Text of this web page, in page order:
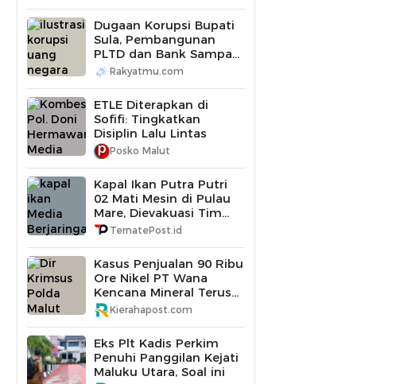
Dugaan Korupsi Bupati
Sula, Pembangunan
PLTD dan Bank Sampah
Diperiksa
Rakyatmu.com
ETLE Diterapkan di
Sofifi: Tingkatkan
Disiplin Lalu Lintas
Posko Malut
Kapal Ikan Putra Putri
02 Mati Mesin di Pulau
Mare, Dievakuasi Tim
SAR Gabungan
TernatePost.id
Kasus Penjualan 90 Ribu
Ore Nikel PT Wana
Kencana Mineral Terus
Didalami Polda Maluku
Utara
Kierahapost.com
Eks Plt Kadis Perkim
Penuhi Panggilan Kejati
Maluku Utara, Soal ini